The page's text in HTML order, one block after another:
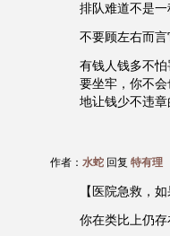
排队难道不是一
不要顾左右而言
有钱人钱多不
要坐牢，你不
地让钱少不违
作者： 水蛇 回复 特有理
【医院急救，
你在类比上仍存